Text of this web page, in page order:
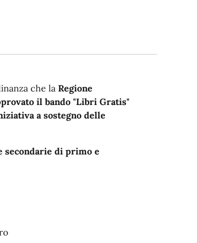
che la Regione
il bando "Libri Gratis"
a sostegno delle
secondarie di primo e